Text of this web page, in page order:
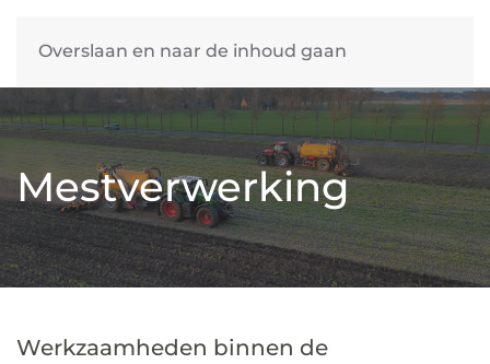
Overslaan en naar de inhoud gaan
Mestverwerking
Werkzaamheden binnen de